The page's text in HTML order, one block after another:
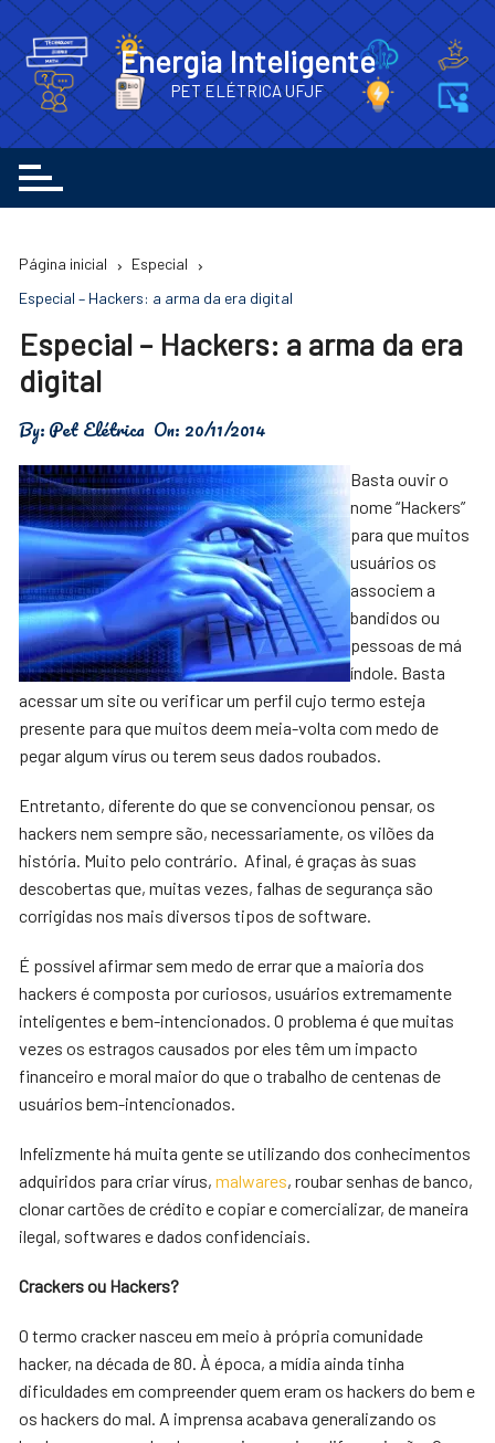
para
o
conteúdo
Energia Inteligente
PET ELÉTRICA UFJF
Página inicial
Especial
Especial – Hackers: a arma da era digital
Especial – Hackers: a arma da era
digital
By:Pet Elétrica On: 20/11/2014
Basta ouvir o
nome “Hackers”
para que muitos
usuários os
associem a
bandidos ou
pessoas de má
índole. Basta
acessar um site ou verificar um perfil cujo termo esteja
presente para que muitos deem meia-volta com medo de
pegar algum vírus ou terem seus dados roubados.
Entretanto, diferente do que se convencionou pensar, os
hackers nem sempre são, necessariamente, os vilões da
história. Muito pelo contrário. Afinal, é graças às suas
descobertas que, muitas vezes, falhas de segurança são
corrigidas nos mais diversos tipos de software.
É possível afirmar sem medo de errar que a maioria dos
hackers é composta por curiosos, usuários extremamente
inteligentes e bem-intencionados. O problema é que muitas
vezes os estragos causados por eles têm um impacto
financeiro e moral maior do que o trabalho de centenas de
usuários bem-intencionados.
Infelizmente há muita gente se utilizando dos conhecimentos
adquiridos para criar vírus,malwares, roubar senhas de banco,
clonar cartões de crédito e copiar e comercializar, de maneira
ilegal, softwares e dados confidenciais.
Crackers ou Hackers?
O termo cracker nasceu em meio à própria comunidade
hacker, na década de 80. À época, a mídia ainda tinha
dificuldades em compreender quem eram os hackers do bem e
os hackers do mal. A imprensa acabava generalizando os